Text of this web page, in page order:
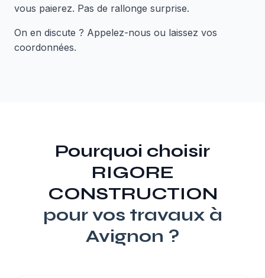
vous paierez. Pas de rallonge surprise.
On en discute ? Appelez-nous ou laissez vos
coordonnées.
Pourquoi choisir
RIGORE
CONSTRUCTION
pour vos travaux à
Avignon ?